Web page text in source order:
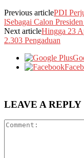
Previous articlePDI
lSebagai Calon
Next articleHingga 23
2.303 Pengaduan
LEAVE A REPLY